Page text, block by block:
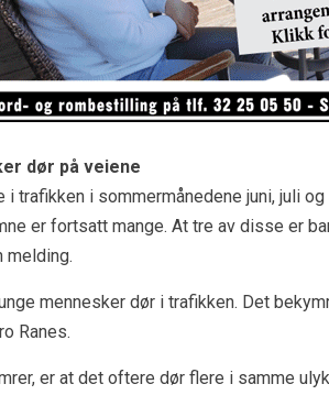
dør på veiene
trafikken i sommermånedene juni, juli
er fortsatt mange. At tre av disse er
melding.
mennesker dør i trafikken. Det
Ranes.
er at det oftere dør flere i samme